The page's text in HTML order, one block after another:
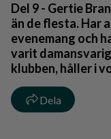
Del 9 - Gertie
än de flesta. Har
evenemang och
varit
klubben, håller i
Dela